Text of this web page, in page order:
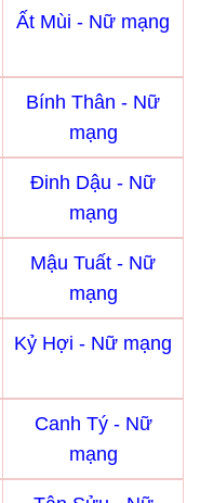
Ất Mùi - Nữ mạng
Bính Thân - Nữ
mạng
Đinh Dậu - Nữ
mạng
Mậu Tuất - Nữ
mạng
Kỷ Hợi - Nữ mạng
Canh Tý - Nữ
mạng